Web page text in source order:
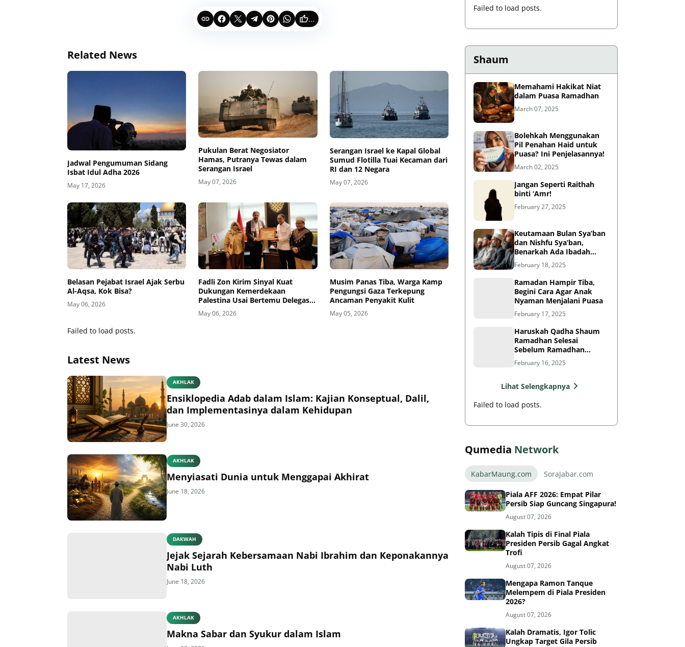
...
Related News
Jadwal Pengumuman Sidang
Isbat Idul Adha 2026
May 17, 2026
Pukulan Berat Negosiator
Hamas, Putranya Tewas dalam
Serangan Israel
May 07, 2026
Serangan Israel ke Kapal Global
Sumud Flotilla Tuai Kecaman dari
RI dan 12 Negara
May 07, 2026
Belasan Pejabat Israel Ajak Serbu
Al-Aqsa, Kok Bisa?
May 06, 2026
Fadli Zon Kirim Sinyal Kuat
Dukungan Kemerdekaan
Palestina Usai Bertemu Delegasi
di Kemenbud
May 06, 2026
Musim Panas Tiba, Warga Kamp
Pengungsi Gaza Terkepung
Ancaman Penyakit Kulit
May 05, 2026
Failed to load posts.
Latest News
AKHLAK
Ensiklopedia Adab dalam Islam: Kajian Konseptual, Dalil,
dan Implementasinya dalam Kehidupan
June 30, 2026
AKHLAK
Menyiasati Dunia untuk Menggapai Akhirat
June 18, 2026
DAKWAH
Jejak Sejarah Kebersamaan Nabi Ibrahim dan Keponakannya
Nabi Luth
June 18, 2026
AKHLAK
Makna Sabar dan Syukur dalam Islam
Failed to load posts.
Shaum
Memahami Hakikat Niat
dalam Puasa Ramadhan
March 07, 2025
Bolehkah Menggunakan
Pil Penahan Haid untuk
Puasa? Ini Penjelasannya!
March 02, 2025
Jangan Seperti Raithah
binti ‘Amr!
February 27, 2025
Keutamaan Bulan Sya’ban
dan Nishfu Sya’ban,
Benarkah Ada Ibadah
Khusus?
February 18, 2025
Ramadan Hampir Tiba,
Begini Cara Agar Anak
Nyaman Menjalani Puasa
February 17, 2025
Haruskah Qadha Shaum
Ramadhan Selesai
Sebelum Ramadhan
Berikutnya?
February 16, 2025
Lihat Selengkapnya
Failed to load posts.
Qumedia Network
KabarMaung.com SoraJabar.com
Piala AFF 2026: Empat Pilar
Persib Siap Guncang Singapura!
August 07, 2026
Kalah Tipis di Final Piala
Presiden Persib Gagal Angkat
Trofi
August 07, 2026
Mengapa Ramon Tanque
Melempem di Piala Presiden
2026?
August 07, 2026
Kalah Dramatis, Igor Tolic
Ungkap Target Gila Persib